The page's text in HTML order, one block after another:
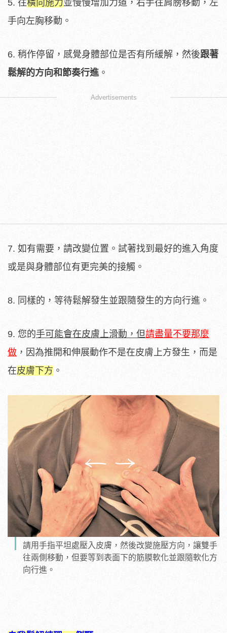
5. 往橫向施力並慢慢增加力道，右手往肩膀移動，左
手向左胸移動。
6. 稍作停留，感覺身體部位是否有所緩解，然後跟著
鬆解的方向和節奏行進 。
Advertisements
7. 如有需要，請改變位置。試著找到最好的進入角度
或是與身體部位有更完美的接觸。
8. 同樣的，等待鬆解發生並跟隨發生的方向行進。
9. 您的手可能會在皮膚上滑動，但請盡量不要那麼
做 ，因為推開和伸展動作不是在皮膚上方發生，而是
在皮膚下方 。
請用手指平坦處壓入皮膚，然後改變施壓方向，讓雙手
往兩側移動，但要等到表面下的筋膜軟化並跟隨軟化方
向行進。